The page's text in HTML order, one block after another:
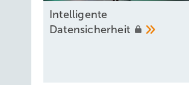
Intel ligente
Datensicherheit